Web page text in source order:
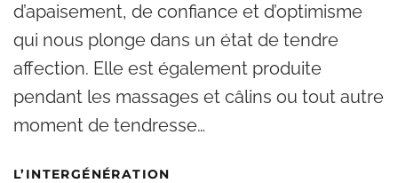
d’apaisement, de confiance et d’optimisme
qui nous plonge dans un état de tendre
affection. Elle est également produite
pendant les massages et câlins ou tout autre
moment de tendresse…
L’INTERGÉNÉRATION